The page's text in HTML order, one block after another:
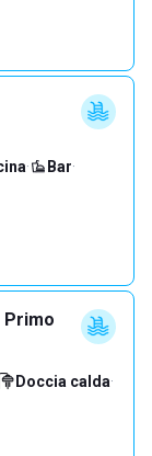
· Bar·
Primo
Doccia calda·